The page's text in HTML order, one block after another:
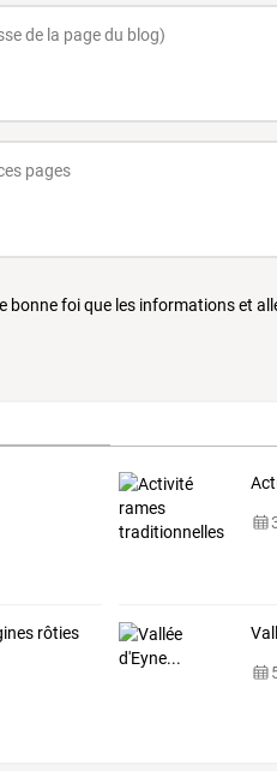
bonne foi que les informations et
rôties